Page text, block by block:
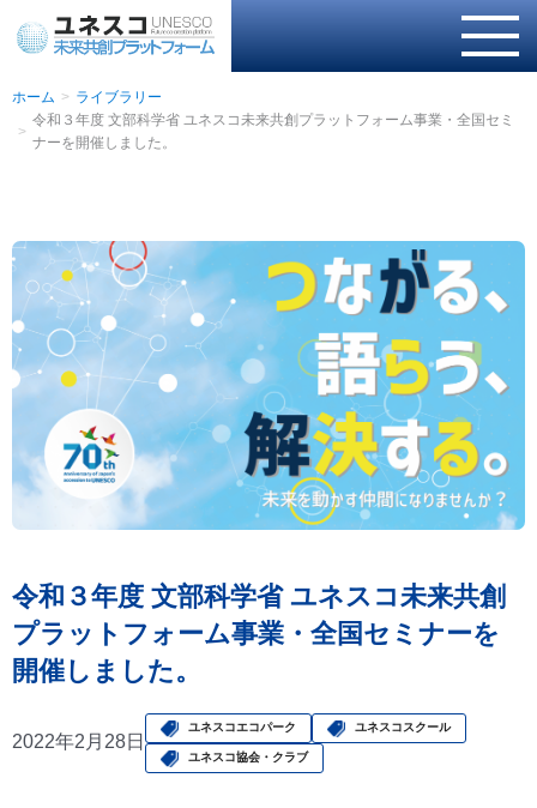
ホーム
ライブラリー
令和３年度 文部科学省 ユネスコ未来共創プラットフォーム事業・全国セミ
ナーを開催しました。
令和３年度 文部科学省 ユネスコ未来共創
プラットフォーム事業・全国セミナーを
開催しました。
2022年2月28日
ユネスコエコパーク ユネスコスクール
ユネスコ協会・クラブ